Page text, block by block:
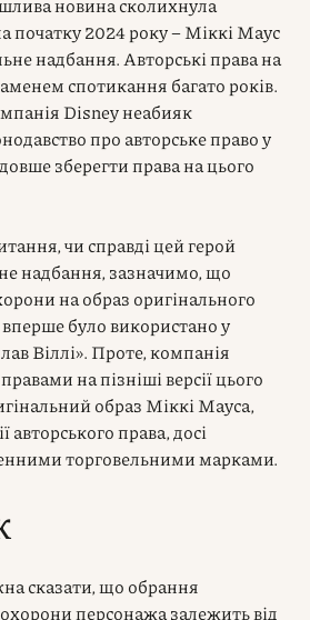
початку 2024 року – Міккі Маус
надбання. Авторські права на
спотикання багато років.
Disney неабияк
про авторське право у
зберегти права на цього
чи справді цей герой
надбання, зазначимо, що
на образ оригінального
було використано у
Віллі». Проте, компанія
на пізніші версії цього
образ Міккі Мауса,
авторського права, досі
торговельними марками.
сказати, що обрання
охорони персонажа залежить від